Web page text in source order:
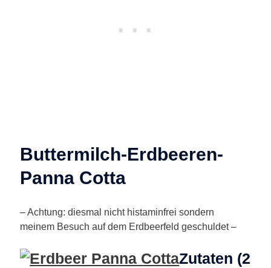
Buttermilch-Erdbeeren-
Panna Cotta
– Achtung: diesmal nicht histaminfrei sondern
meinem Besuch auf dem Erdbeerfeld geschuldet –
Zutaten (2